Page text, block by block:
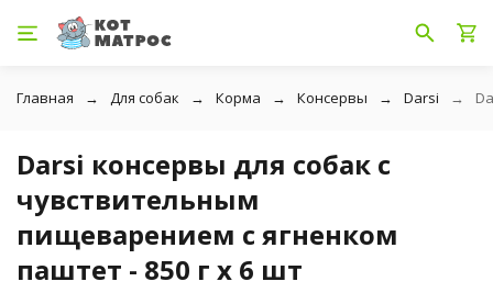
Главная Для собак Корма Консервы Darsi
Darsi консервы для собак с
чувствительным
пищеварением с ягненком
паштет - 850 г х 6 шт